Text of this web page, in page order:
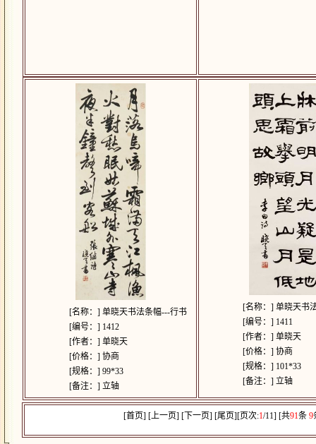
[名称：]单晓天书法条幅---行书
[编号：] 1412
[作者：]单晓天
[价格：]协商
[规格：]99*33
[备注：]立轴
[名称：]单晓天书
[编号：] 1411
[作者：]单晓天
[价格：]协商
[规格：] 101*33
[备注：]立轴
[首页] [上一页] [ 下一页] [尾页][页次:1/11] [共91条9